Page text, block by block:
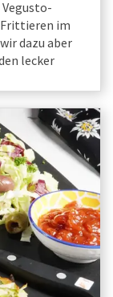
im
dazu aber
lecker